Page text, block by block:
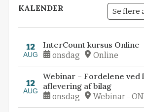
KALENDER Se flere
12
AUG
InterCount kursus Online
onsdag Online
12
AUG
Webinar – Fordelene ved
aflevering af bilag
onsdag Webinar -